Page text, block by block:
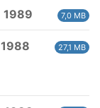
1989 7,0 MB
1988 27,1 MB